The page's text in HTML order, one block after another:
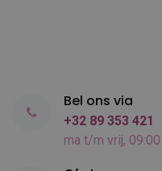
Bel ons via
+32 89 353 421
ma t/m vrij,